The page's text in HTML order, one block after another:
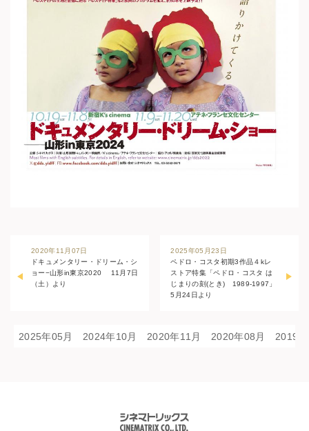
2020年11月07日
ドキュメンタリー・ドリーム・シ
ョー−山形in東京2020 11月7日
（土）より
2025年05月23日
ペドロ・コスタ初期3作品４kレ
ストア特集「ペドロ・コスタ は
じまりの刻(とき) 1989-1997」
5月24日より
2025年05月 2024年10月 2020年11月 2020年08月 2019